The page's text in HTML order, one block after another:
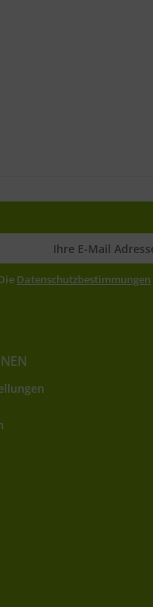
Datenschutzbestimmungen